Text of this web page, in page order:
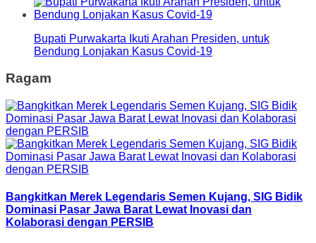
Bupati Purwakarta Ikuti Arahan Presiden, untuk
Bendung Lonjakan Kasus Covid-19
Ragam
Bangkitkan Merek Legendaris Semen Kujang, SIG Bidik
Dominasi Pasar Jawa Barat Lewat Inovasi dan
Kolaborasi dengan PERSIB